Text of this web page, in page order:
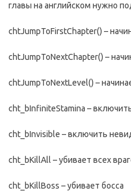
главы на английском нужно
chtJumpToFirstChapter() –
chtJumpToNextChapter() –
chtJumpToNextLevel() –
cht_bInfiniteStamina –
cht_bInvisible – включить
cht_bKillAll – убивает всех
cht_bKillBoss – убивает босса